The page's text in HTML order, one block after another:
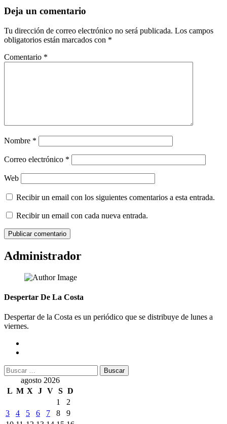
Deja un comentario
Tu dirección de correo electrónico no será publicada. Los campos
obligatorios están marcados con *
Comentario *
Nombre *
Correo electrónico *
Web
Recibir un email con los siguientes comentarios a esta entrada.
Recibir un email con cada nueva entrada.
Administrador
Despertar De La Costa
Despertar de la Costa es un periódico que se distribuye de lunes a
viernes.
Buscar:
agosto 2026
L M X J V S D
1
2
3
4 5 6 7 8
9